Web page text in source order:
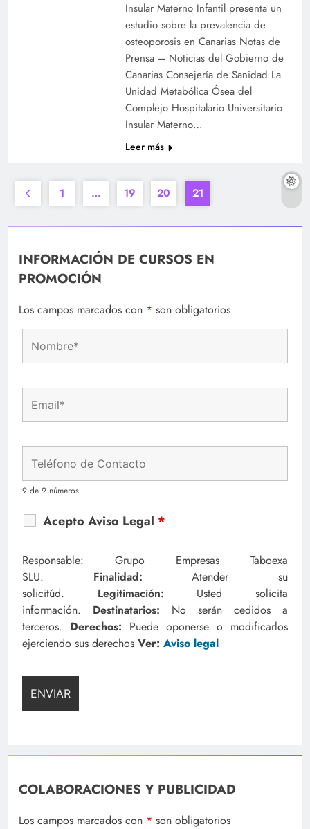
Insular Materno Infantil presenta un
estudio sobre la prevalencia de
osteoporosis en Canarias Notas de
Prensa – Noticias del Gobierno de
Canarias Consejería de Sanidad La
Unidad Metabólica Ósea del
Complejo Hospitalario Universitario
Insular Materno…
Leer más
1 … 19 20 21
INFORMACIÓN DE CURSOS EN
PROMOCIÓN
Los campos marcados con * son obligatorios
9 de 9 números
Acepto Aviso Legal *
Responsable: Grupo Empresas Taboexa
SLU. Finalidad:Atender su
solicitúd. Legitimación: Usted solicita
información. Destinatarios: No serán cedidos a
terceros. Derechos: Puede oponerse o modificarlos
ejerciendo sus derechos Ver: Aviso legal
COLABORACIONES Y PUBLICIDAD
Los campos marcados con * son obligatorios